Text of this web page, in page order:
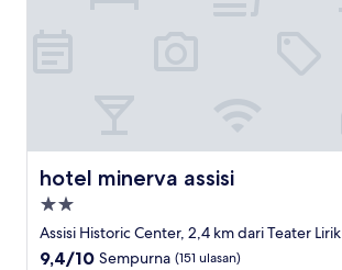
hotel minerva assisi
hotel minerva assisi
Properti
bintang
2.0
Assisi Historic Center, 2,4 km dari Teater Lirik
9.4
9,4/10 Sempurna (151 ulasan)